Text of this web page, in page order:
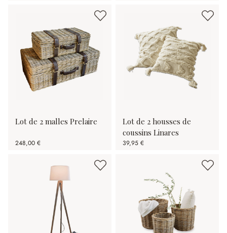
Lot de 2 malles Prelaire
248,00 €
Lot de 2 housses de
coussins Linares
39,95 €